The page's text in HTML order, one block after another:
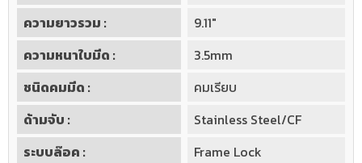
ความยาวรวม :
9.11"
ความหนาใบมีด :
3.5mm
ชนิดคมมีด :
คมเรียบ
ด้ามจับ :
Stainless Steel/CF
ระบบล๊อค :
Frame Lock